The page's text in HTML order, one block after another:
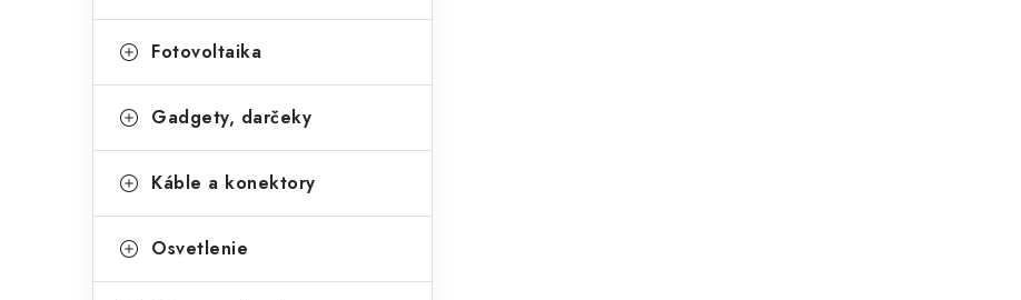
Fotovoltaika
Gadgety, darčeky
Káble a konektory
Osvetlenie